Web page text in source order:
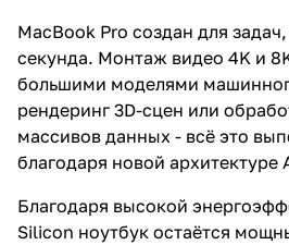
MacBook Pro создан для
секунда. Монтаж видео 4K и
большими моделями
рендеринг 3D-сцен или
массивов данных - всё это
благодаря новой архитектуре
Благодаря высокой
Silicon ноутбук остаётся